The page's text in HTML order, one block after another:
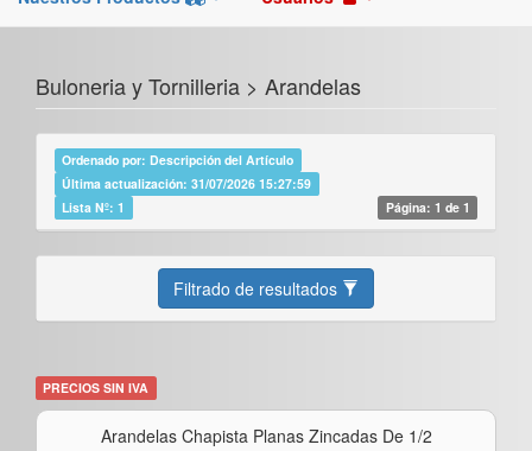
Buloneria y Tornilleria > Arandelas
Ordenado por: Descripción del Artículo
Última actualización: 31/07/2026 15:27:59
Lista Nº: 1
Página: 1 de 1
Filtrado de resultados
PRECIOS SIN IVA
Arandelas Chapista Planas Zincadas De 1/2